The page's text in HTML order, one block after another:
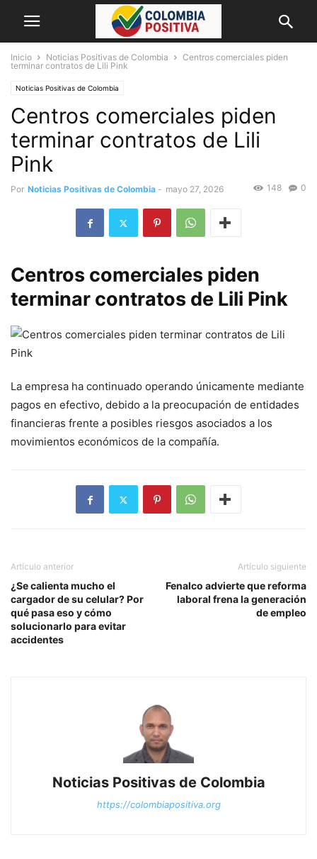
Inicio Noticias Positivas de Colombia
Centros comerciales piden
terminar contratos de Lili Pink
Noticias Positivas de Colombia
Centros comerciales piden
terminar contratos de Lili
Pink
Por Noticias Positivas de Colombia - mayo 27, 2026 0
148
Centros comerciales piden
terminar contratos de Lili Pink
La empresa ha continuado operando únicamente mediante
pagos en efectivo, debido a la preocupación de entidades
financieras frente a posibles riesgos asociados a los
movimientos económicos de la compañía.
Artículo anterior
¿Se calienta mucho el
cargador de su celular? Por
qué pasa eso y cómo
solucionarlo para evitar
accidentes
Artículo siguiente
Fenalco advierte que reforma
laboral frena la generación
de empleo
Noticias Positivas de Colombia
https://colombiapositiva.org